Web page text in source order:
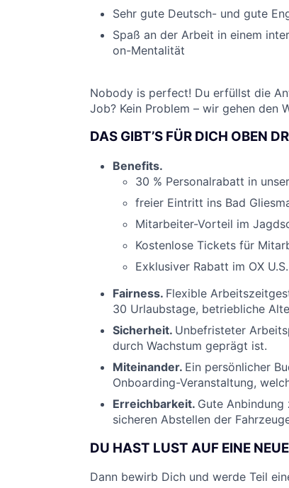
Sehr gute Deutsch- und gute
Spaß an der Arbeit in einem
on-Mentalität
Nobody is perfect! Du erfüllst die
Job? Kein Problem – wir gehen den
DAS GIBT’S FÜR DICH OBEN
Benefits.
30 % Personalrabatt in
freier Eintritt ins Bad
Mitarbeiter-Vorteil im
Kostenlose Tickets für
Exklusiver Rabatt im OX
Fairness. Flexible
30 Urlaubstage, betriebliche
Sicherheit. Unbefristeter
durch Wachstum geprägt ist.
Miteinander. Ein persönlicher
Onboarding-Veranstaltung,
Erreichbarkeit. Gute
sicheren Abstellen der
DU HAST LUST AUF EINE
Dann bewirb Dich und werde Teil